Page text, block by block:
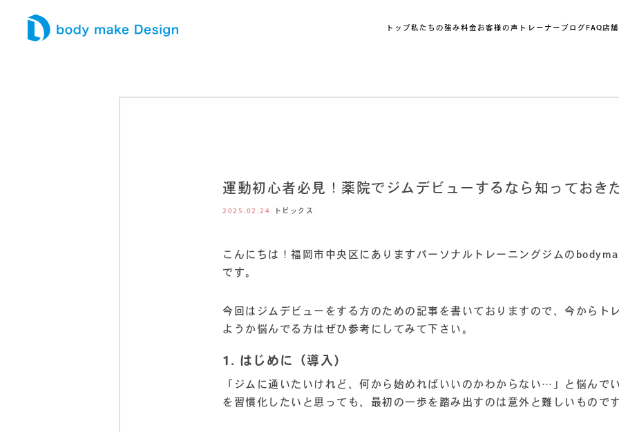
トップ私たちの強み料金 お客様の声 トレーナーブログ FAQ 店
運動初心者必見！薬院でジムデビューするなら知っておき
2025.02.24 トピックス
こんにちは！福岡市中央区にありますパーソナルトレーニングジムの
です。
今回はジムデビューをする方のための記事を書いておりますので、今からト
ようか悩んでる方はぜひ参考にしてみて下さい。
1. はじめに（導入）
「ジムに通いたいけれど、何から始めればいいのかわからない…」と悩んで
を習慣化したいと思っても、最初の一歩を踏み出すのは意外と難しいもので